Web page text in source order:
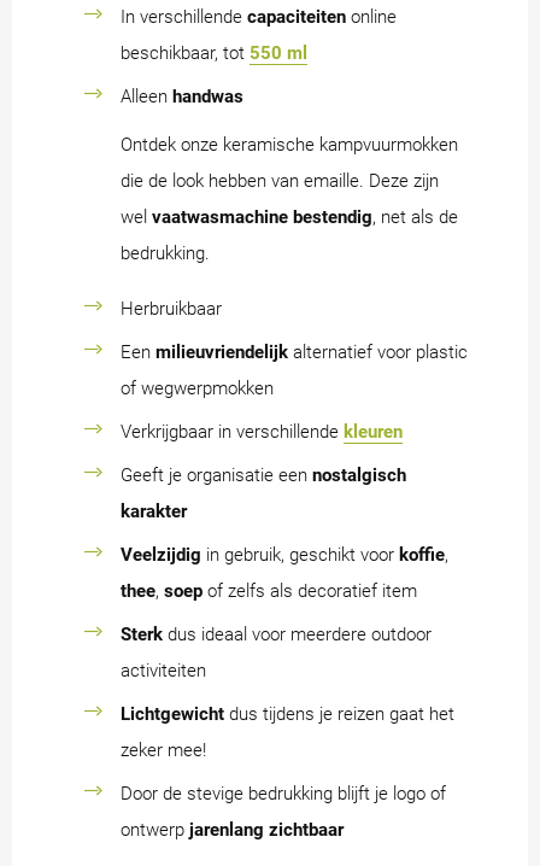
In verschillende capaciteiten online
beschikbaar, tot 550 ml
Alleen handwas
Ontdek onze keramische kampvuurmokken
die de look hebben van emaille. Deze zijn
wel vaatwasmachine bestendig, net als de
bedrukking.
Herbruikbaar
Een milieuvriendelijk alternatief voor plastic
of wegwerpmokken
Verkrijgbaar in verschillende kleuren
Geeft je organisatie een nostalgisch
karakter
Veelzijdig in gebruik, geschikt voor koffie,
thee, soep of zelfs als decoratief item
Sterk dus ideaal voor meerdere outdoor
activiteiten
Lichtgewicht dus tijdens je reizen gaat het
zeker mee!
Door de stevige bedrukking blijft je logo of
ontwerp jarenlang zichtbaar